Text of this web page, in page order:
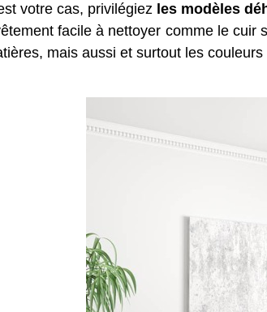
votre cas, privilégiez les modèles
facile à nettoyer comme le cuir
mais aussi et surtout les